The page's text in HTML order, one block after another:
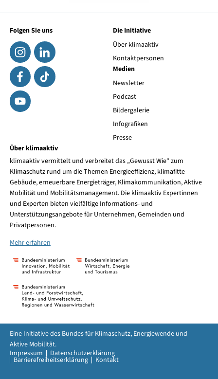
Folgen Sie uns
Die Initiative
Über klimaaktiv
Kontaktpersonen
Medien
Newsletter
Podcast
Bildergalerie
Infografiken
Presse
Über klimaaktiv
klimaaktiv vermittelt und verbreitet das „Gewusst Wie“ zum
Klimaschutz rund um die Themen Energieeffizienz, klimafitte
Gebäude, erneuerbare Energieträger, Klimakommunikation, Aktive
Mobilität und Mobilitätsmanagement. Die klimaaktiv Expertinnen
und Experten bieten vielfältige Informations- und
Unterstützungsangebote für Unternehmen, Gemeinden und
Privatpersonen.
Mehr erfahren
Impressum Datenschutzerklärung
Barrierefreiheitserklärung Kontakt
Eine Initiative des Bundes für Klimaschutz, Energiewende und
Aktive Mobilität.